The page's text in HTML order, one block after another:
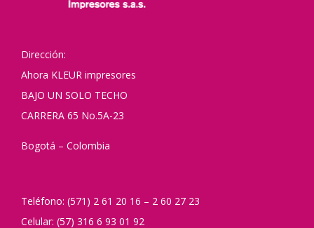
Dirección:
Ahora KLEUR impresores
BAJO UN SOLO TECHO
CARRERA 65 No.5A-23
Bogotá – Colombia
Teléfono: (571) 2 61 20 16 – 2 60 27 23
Celular: (57) 316 6 93 01 92